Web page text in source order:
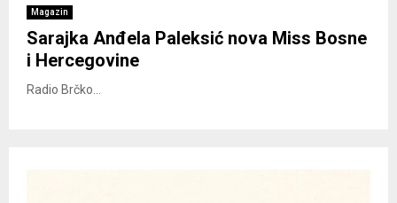
Magazin
Sarajka Anđela Paleksić nova Miss Bosne
i Hercegovine
Radio Brčko...